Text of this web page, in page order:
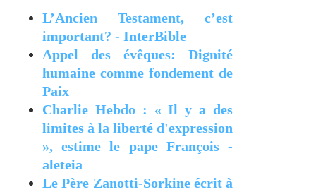
L’Ancien Testament, c’est
important? - InterBible
Appel des évêques: Dignité
humaine comme fondement de
Paix
Charlie Hebdo : « Il y a des
limites à la liberté d'expression
», estime le pape François -
aleteia
Le Père Zanotti-Sorkine écrit à